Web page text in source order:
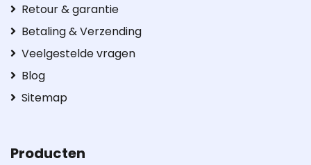
Retour & garantie
Betaling & Verzending
Veelgestelde vragen
Blog
Sitemap
Producten